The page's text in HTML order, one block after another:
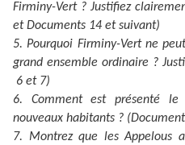
Firminy-Vert ? Justifiez
et Documents 14 et suivant)
5. Pourquoi Firminy-Vert ne
grand ensemble ordinaire ?
6 et 7)
6. Comment est présenté le
nouveaux habitants ?
7. Montrez que les Appelous